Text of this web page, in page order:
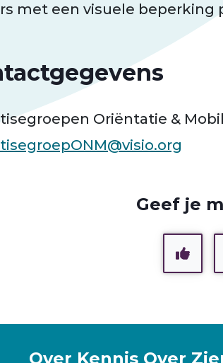
met een visuele beperking
Oriëntatie &
Geef je
Over Kennis Over